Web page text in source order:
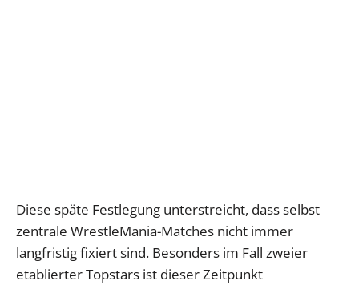
Diese späte Festlegung unterstreicht, dass selbst
zentrale WrestleMania-Matches nicht immer
langfristig fixiert sind. Besonders im Fall zweier
etablierter Topstars ist dieser Zeitpunkt